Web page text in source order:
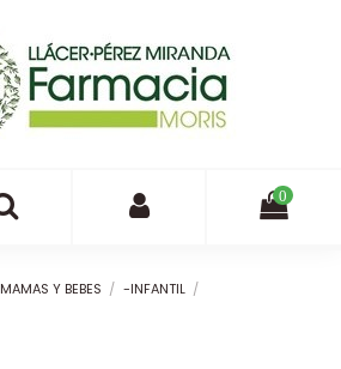
0
MAMAS Y BEBES
-INFANTIL